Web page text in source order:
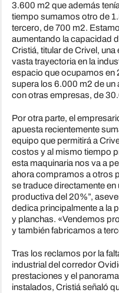
3.600 m2 que además
tiempo sumamos otro de
tercero, de 700 m2.
aumentando la capacidad
Cristiá, titular de Crivel,
vasta trayectoria en la
espacio que ocupamos en
supera los 6.000 m2 de un
con otras empresas, de
Por otra parte, el
apuesta recientemente
equipo que permitirá a
costos y al mismo tiempo
esta maquinaria nos va a
ahora compramos a otros
se traduce directamente
productiva del 20%”,
dedica principalmente a la
y planchas. «Vendemos
y también fabricamos a
Tras los reclamos por la
industrial del corredor
prestaciones y el
instalados, Cristiá señaló